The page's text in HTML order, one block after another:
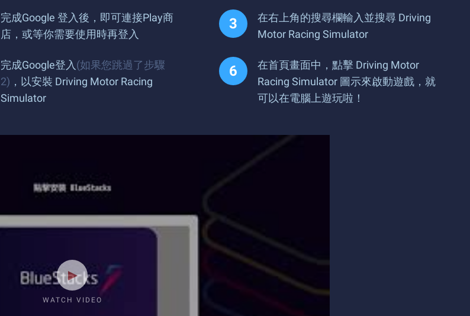
完成Google 登入後，即可連接Play商
店，或等你需要使用時再登入
在右上角的搜尋欄輸入並搜尋 Driving
Motor Racing Simulator
完成Google登入 (如果您跳過了步驟
2) ，以安裝 Driving Motor Racing
Simulator
在首頁畫面中，點擊 Driving Motor
Racing Simulator 圖示來啟動遊戲，就
可以在電腦上遊玩啦！
WATCH VIDEO